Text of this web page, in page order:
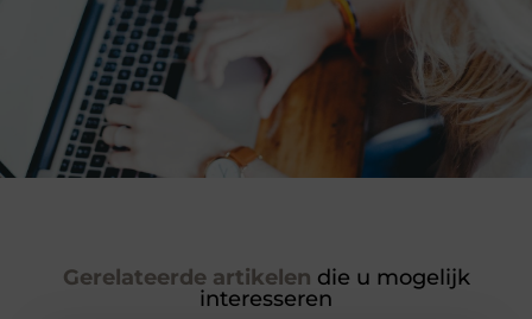
Gerelateerde artikelen die u mogelijk
interesseren